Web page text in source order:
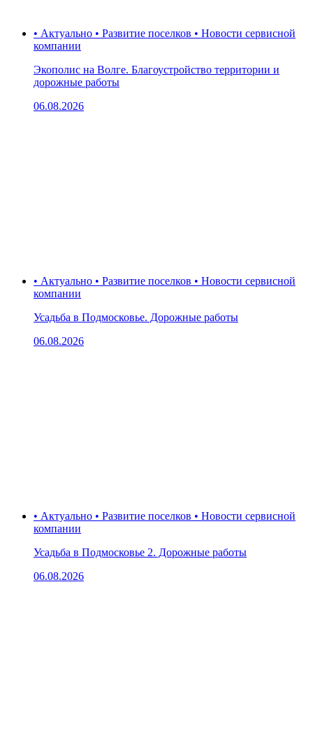
• Актуально • Развитие поселков • Новости сервисной
компании
Экополис на Волге. Благоустройство территории и
дорожные работы
06.08.2026
• Актуально • Развитие поселков • Новости сервисной
компании
Усадьба в Подмосковье. Дорожные работы
06.08.2026
• Актуально • Развитие поселков • Новости сервисной
компании
Усадьба в Подмосковье 2. Дорожные работы
06.08.2026